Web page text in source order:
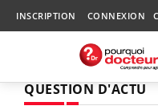
INSCRIPTION CONNEXION
QUESTION D'ACTU